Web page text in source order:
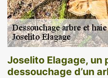
Joselito Elagage, un
dessouchage d’un